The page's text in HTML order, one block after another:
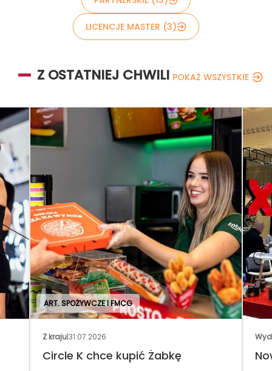
LICENCJE MASTER (3)
Z OSTATNIEJ CHWILI POKAŻ WSZYSTKIE
ART. SPOŻYWCZE I FMCG
Z kraju|31.07.2026
Circle K chce kupić Żabkę